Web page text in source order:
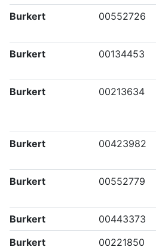
Burkert 00552726
Burkert 00134453
Burkert 00213634
Burkert 00423982
Burkert 00552779
Burkert 00443373
Burkert
00221850